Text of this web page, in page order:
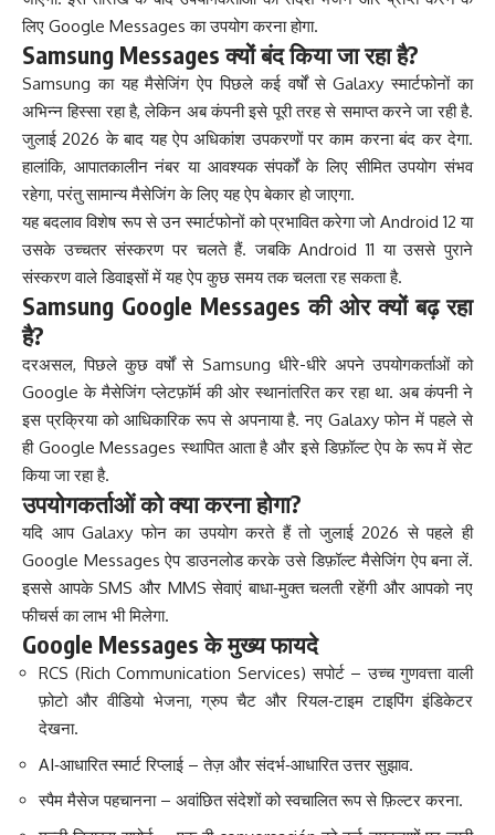
लिए Google Messages का उपयोग करना होगा.
Samsung Messages क्यों बंद किया जा रहा है?
Samsung का यह मैसेजिंग ऐप पिछले कई वर्षों से Galaxy स्मार्टफोनों का
अभिन्न हिस्सा रहा है, लेकिन अब कंपनी इसे पूरी तरह से समाप्त करने जा रही है.
जुलाई 2026 के बाद यह ऐप अधिकांश उपकरणों पर काम करना बंद कर देगा.
हालांकि, आपातकालीन नंबर या आवश्यक संपर्कों के लिए सीमित उपयोग संभव
रहेगा, परंतु सामान्य मैसेजिंग के लिए यह ऐप बेकार हो जाएगा.
यह बदलाव विशेष रूप से उन स्मार्टफोनों को प्रभावित करेगा जो Android 12 या
उसके उच्चतर संस्करण पर चलते हैं. जबकि Android 11 या उससे पुराने
संस्करण वाले डिवाइसों में यह ऐप कुछ समय तक चलता रह सकता है.
Samsung Google Messages की ओर क्यों बढ़ रहा
है?
दरअसल, पिछले कुछ वर्षों से Samsung धीरे-धीरे अपने उपयोगकर्ताओं को
Google के मैसेजिंग प्लेटफ़ॉर्म की ओर स्थानांतरित कर रहा था. अब कंपनी ने
इस प्रक्रिया को आधिकारिक रूप से अपनाया है. नए Galaxy फोन में पहले से
ही Google Messages स्थापित आता है और इसे डिफ़ॉल्ट ऐप के रूप में सेट
किया जा रहा है.
उपयोगकर्ताओं को क्या करना होगा?
यदि आप Galaxy फोन का उपयोग करते हैं तो जुलाई 2026 से पहले ही
Google Messages ऐप डाउनलोड करके उसे डिफ़ॉल्ट मैसेजिंग ऐप बना लें.
इससे आपके SMS और MMS सेवाएं बाधा‑मुक्त चलती रहेंगी और आपको नए
फीचर्स का लाभ भी मिलेगा.
Google Messages के मुख्य फायदे
RCS (Rich Communication Services) सपोर्ट – उच्च गुणवत्ता वाली
फ़ोटो और वीडियो भेजना, ग्रुप चैट और रियल‑टाइम टाइपिंग इंडिकेटर
देखना.
AI‑आधारित स्मार्ट रिप्लाई – तेज़ और संदर्भ‑आधारित उत्तर सुझाव.
स्पैम मैसेज पहचानना – अवांछित संदेशों को स्वचालित रूप से फ़िल्टर करना.